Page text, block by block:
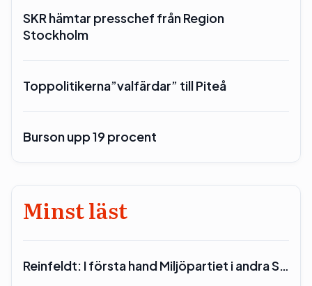
SKR hämtar presschef från Region
Stockholm
Toppolitikerna”valfärdar” till Piteå
Burson upp 19 procent
Minst läst
Reinfeldt: I första hand Miljöpartiet i andra S…